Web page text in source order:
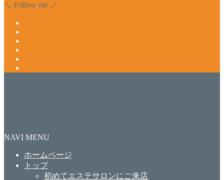
＼ Follow me ／
NAVI MENU
ホームページ
トップ
初めてエステサロンにご来店